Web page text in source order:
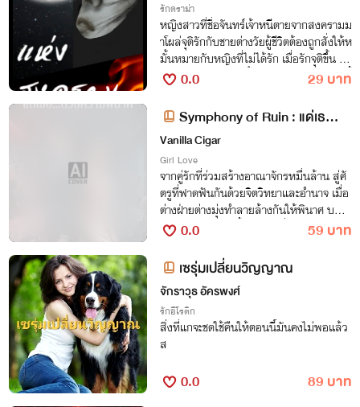
รักดราม่า
หญิงสาวที่ชื่อจันทร์เจ้าหนีตายจากสงครามม
าโผล่จุติรักกับชายต่างวัยผู้ชีวิตต้องถูกสั่งให้ห
มั้นหมายกับหญิงที่ไม่ได้รัก เมื่อรักจุติขึ้น สง
ครามแย่งชิงจึงอุบัติขึ้น แต่ทว่าสถานการณ์นี้
ที่จันทร์เจ้ามีต่อเขา ทำให้นางไม่อาจยอมปล่
อยให้ชายที่ตนรักต้องทนทุกข์ทรมานใจกับผู้
คนอำมหิตอีกต่อไป และสงครามครั้งนี้ที่มีชีวิ
ตการสูญเสียเป็นเดิมพัน
0.0
29 บาท
Symphony of Ruin : แด่เธ
อ...ด้วยความพินาศ
Vanilla Cigar
Girl Love
จากคู่รักที่ร่วมสร้างอาณาจักรหมื่นล้าน สู่ศั
ตรูที่ฟาดฟันกันด้วยจิตวิทยาและอำนาจ เมื่อ
ต่างฝ่ายต่างมุ่งทำลายล้างกันให้พินาศ บทส
รุปของวิมานแห่งนี้จึงจบลงที่ความว่างเปล่า
0.0
59 บาท
เซรุ่มเปลี่ยนวิญญาณ
จักราวุธ อัครพงศ์
รักอีโรติก
สิ่งที่แกจะชดใช้คืนให้ตอนนี้มันคงไม่พอแล้ว
ส
0.0
89 บาท